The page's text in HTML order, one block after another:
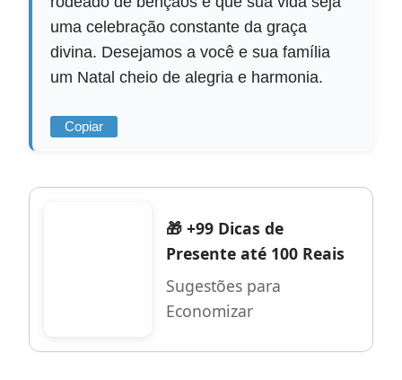
uma celebração constante da graça
divina. Desejamos a você e sua família
um Natal cheio de alegria e harmonia.
Copiar
🎁 +99 Dicas de
Presente até 100 Reais
Sugestões para
Economizar